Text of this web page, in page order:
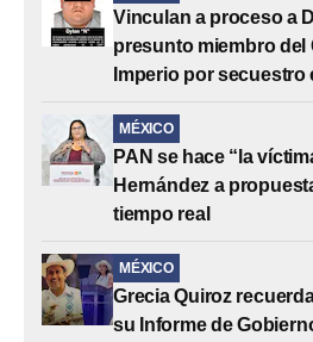
Vinculan a proceso a
presunto miembro del
Imperio por secuestro
MÉXICO
PAN se hace “la
Hernández a
tiempo real
MÉXICO
Grecia Quiroz
su Informe de